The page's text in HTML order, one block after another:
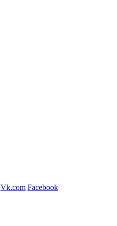
Vk.com Facebook